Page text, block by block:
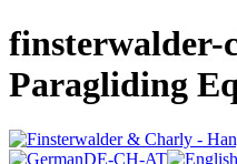
finsterwalder-
Paragliding